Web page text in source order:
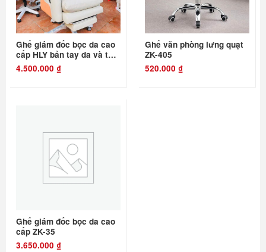
Ghế giám đốc bọc da cao
cấp HLY bản tay da và tay
gỗ
4.500.000₫
Ghế văn phòng lưng quạt
ZK-405
520.000 ₫
Ghế giám đốc bọc da cao
cấp ZK-35
3.650.000₫